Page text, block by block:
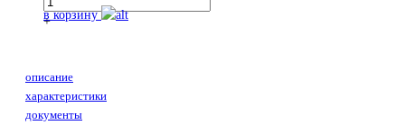
+
в корзину
описание
характеристики
документы